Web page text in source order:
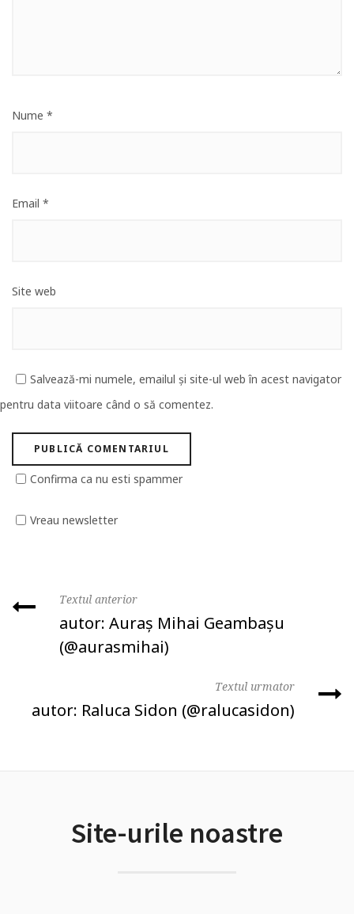
Nume *
Email *
Site web
Salvează-mi numele, emailul și site-ul web în acest navigator
pentru data viitoare când o să comentez.
Confirma ca nu esti spammer
Vreau newsletter
Textul anterior
autor: Auraş Mihai Geambaşu
(@aurasmihai)
Textul urmator
autor: Raluca Sidon (@ralucasidon)
Site-urile noastre